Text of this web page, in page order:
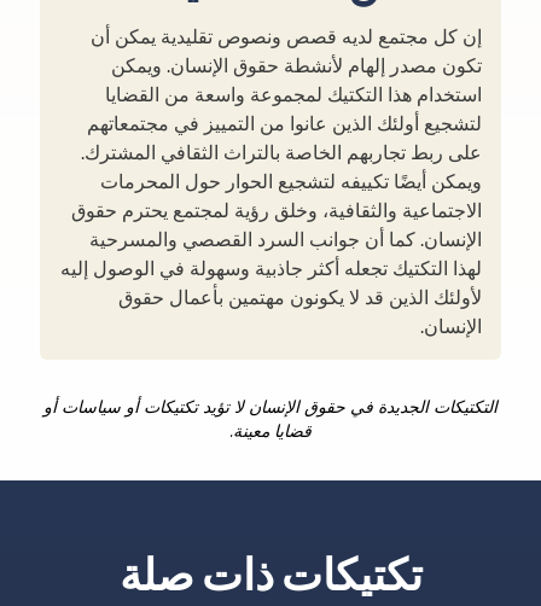
إن كل مجتمع لديه قصص ونصوص تقليدية يمكن أن
تكون مصدر إلهام لأنشطة حقوق الإنسان. ويمكن
استخدام هذا التكتيك لمجموعة واسعة من القضايا
لتشجيع أولئك الذين عانوا من التمييز في مجتمعاتهم
على ربط تجاربهم الخاصة بالتراث الثقافي المشترك.
ويمكن أيضًا تكييفه لتشجيع الحوار حول المحرمات
الاجتماعية والثقافية، وخلق رؤية لمجتمع يحترم حقوق
الإنسان. كما أن جوانب السرد القصصي والمسرحية
لهذا التكتيك تجعله أكثر جاذبية وسهولة في الوصول إليه
لأولئك الذين قد لا يكونون مهتمين بأعمال حقوق
الإنسان.
التكتيكات الجديدة في حقوق الإنسان لا تؤيد تكتيكات أو سياسات أو
قضايا معينة.
تكتيكات ذات صلة